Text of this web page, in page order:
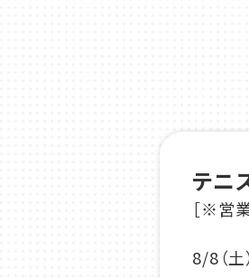
テニ
［※営
8/8（土